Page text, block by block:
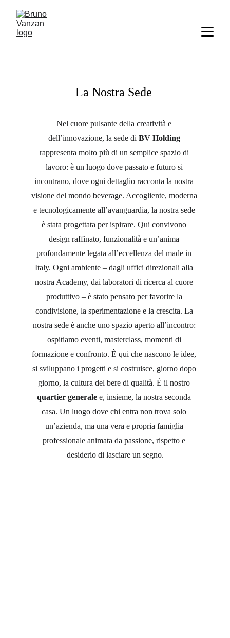
La Nostra Sede
Nel cuore pulsante della creatività e
dell’innovazione, la sede di BV Holding
rappresenta molto più di un semplice spazio di
lavoro: è un luogo dove passato e futuro si
incontrano, dove ogni dettaglio racconta la nostra
visione del mondo beverage. Accogliente, moderna
e tecnologicamente all’avanguardia, la nostra sede
è stata progettata per ispirare. Qui convivono
design raffinato, funzionalità e un’anima
profondamente legata all’eccellenza del made in
Italy. Ogni ambiente – dagli uffici direzionali alla
nostra Academy, dai laboratori di ricerca al cuore
produttivo – è stato pensato per favorire la
condivisione, la sperimentazione e la crescita. La
nostra sede è anche uno spazio aperto all’incontro:
ospitiamo eventi, masterclass, momenti di
formazione e confronto. È qui che nascono le idee,
si sviluppano i progetti e si costruisce, giorno dopo
giorno, la cultura del bere di qualità. È il nostro
quartier generale e, insieme, la nostra seconda
casa. Un luogo dove chi entra non trova solo
un’azienda, ma una vera e propria famiglia
professionale animata da passione, rispetto e
desiderio di lasciare un segno.